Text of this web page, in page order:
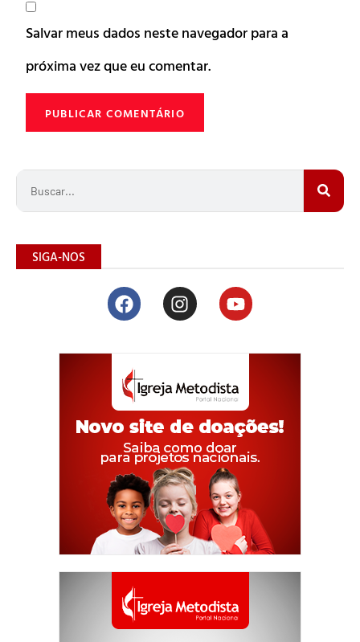
Salvar meus dados neste navegador para a
próxima vez que eu comentar.
SIGA-NOS